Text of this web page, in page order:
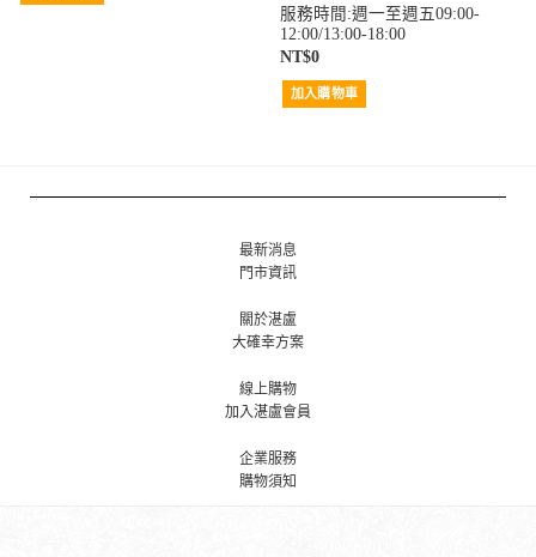
服務時間:週一至週五09:00-
12:00/13:00-18:00
NT$0
加入購物車
最新消息
門市資訊
關於湛盧
大確幸方案
線上購物
加入湛盧會員
企業服務
購物須知